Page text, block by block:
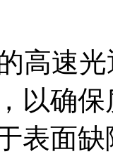
速光
以确
表面